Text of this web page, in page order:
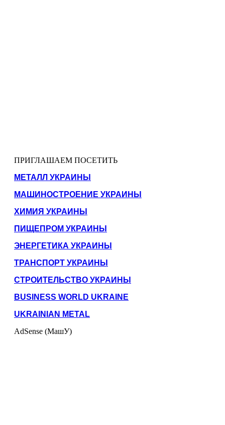
ПРИГЛАШАЕМ ПОСЕТИТЬ
МЕТАЛЛ УКРАИНЫ
МАШИНОСТРОЕНИЕ УКРАИНЫ
ХИМИЯ УКРАИНЫ
ПИЩЕПРОМ УКРАИНЫ
ЭНЕРГЕТИКА УКРАИНЫ
ТРАНСПОРТ УКРАИНЫ
СТРОИТЕЛЬСТВО УКРАИНЫ
BUSINESS WORLD UKRAINE
UKRAINIAN METAL
AdSense (МашУ)